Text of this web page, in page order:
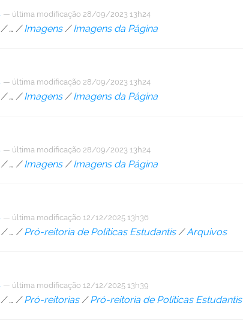
— última modificação 28/09/2023 13h24
/… /Imagens /Imagens da Página
— última modificação 28/09/2023 13h24
/… /Imagens /Imagens da Página
— última modificação 28/09/2023 13h24
/… /Imagens /Imagens da Página
— última modificação 12/12/2025 13h36
/… /Pró-reitoria de Políticas Estudantis /Arquivos
— última modificação 12/12/2025 13h39
/… /Pró-reitorias /Pró-reitoria de Políticas Estudantis